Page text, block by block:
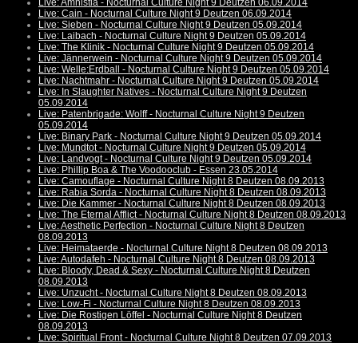
Live: Amnistia - Nocturnal Culture Night 9 Deutzen 06.09.2014
Live: Cain - Nocturnal Culture Night 9 Deutzen 06.09.2014
Live: Sieben - Nocturnal Culture Night 9 Deutzen 05.09.2014
Live: Laibach - Nocturnal Culture Night 9 Deutzen 05.09.2014
Live: The Klinik - Nocturnal Culture Night 9 Deutzen 05.09.2014
Live: Jännerwein - Nocturnal Culture Night 9 Deutzen 05.09.2014
Live: Welle:Erdball - Nocturnal Culture Night 9 Deutzen 05.09.2014
Live: Nachtmahr - Nocturnal Culture Night 9 Deutzen 05.09.2014
Live: In Slaughter Natives - Nocturnal Culture Night 9 Deutzen
05.09.2014
Live: Patenbrigade: Wolff - Nocturnal Culture Night 9 Deutzen
05.09.2014
Live: Binary Park - Nocturnal Culture Night 9 Deutzen 05.09.2014
Live: Mundtot - Nocturnal Culture Night 9 Deutzen 05.09.2014
Live: Landvogt - Nocturnal Culture Night 9 Deutzen 05.09.2014
Live: Phillip Boa & The Voodooclub - Essen 23.05.2014
Live: Camouflage - Nocturnal Culture Night 8 Deutzen 08.09.2013
Live: Rabia Sorda - Nocturnal Culture Night 8 Deutzen 08.09.2013
Live: Die Kammer - Nocturnal Culture Night 8 Deutzen 08.09.2013
Live: The Eternal Afflict - Nocturnal Culture Night 8 Deutzen 08.09.2013
Live: Aesthetic Perfection - Nocturnal Culture Night 8 Deutzen
08.09.2013
Live: Heimataerde - Nocturnal Culture Night 8 Deutzen 08.09.2013
Live: Autodafeh - Nocturnal Culture Night 8 Deutzen 08.09.2013
Live: Bloody, Dead & Sexy - Nocturnal Culture Night 8 Deutzen
08.09.2013
Live: Unzucht - Nocturnal Culture Night 8 Deutzen 08.09.2013
Live: Low-Fi - Nocturnal Culture Night 8 Deutzen 08.09.2013
Live: Die Rostigen Löffel - Nocturnal Culture Night 8 Deutzen
08.09.2013
Live: Spiritual Front - Nocturnal Culture Night 8 Deutzen 07.09.2013